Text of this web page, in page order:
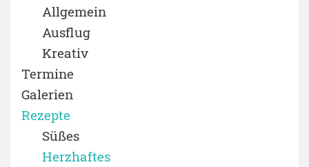
Allgemein
Ausflug
Kreativ
Termine
Galerien
Rezepte
Süßes
Herzhaftes